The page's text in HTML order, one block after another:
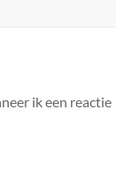
ik een reactie